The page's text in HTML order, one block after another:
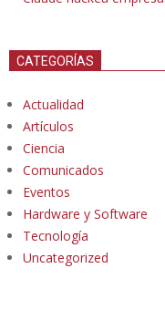
CATEGORÍAS
Actualidad
Artículos
Ciencia
Comunicados
Eventos
Hardware y Software
Tecnología
Uncategorized